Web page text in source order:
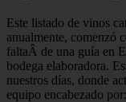
Este listado de vinos
anualmente, comenzó
faltaÂ de una guía en
bodega elaboradora.
nuestros días, donde
equipo encabezado por: